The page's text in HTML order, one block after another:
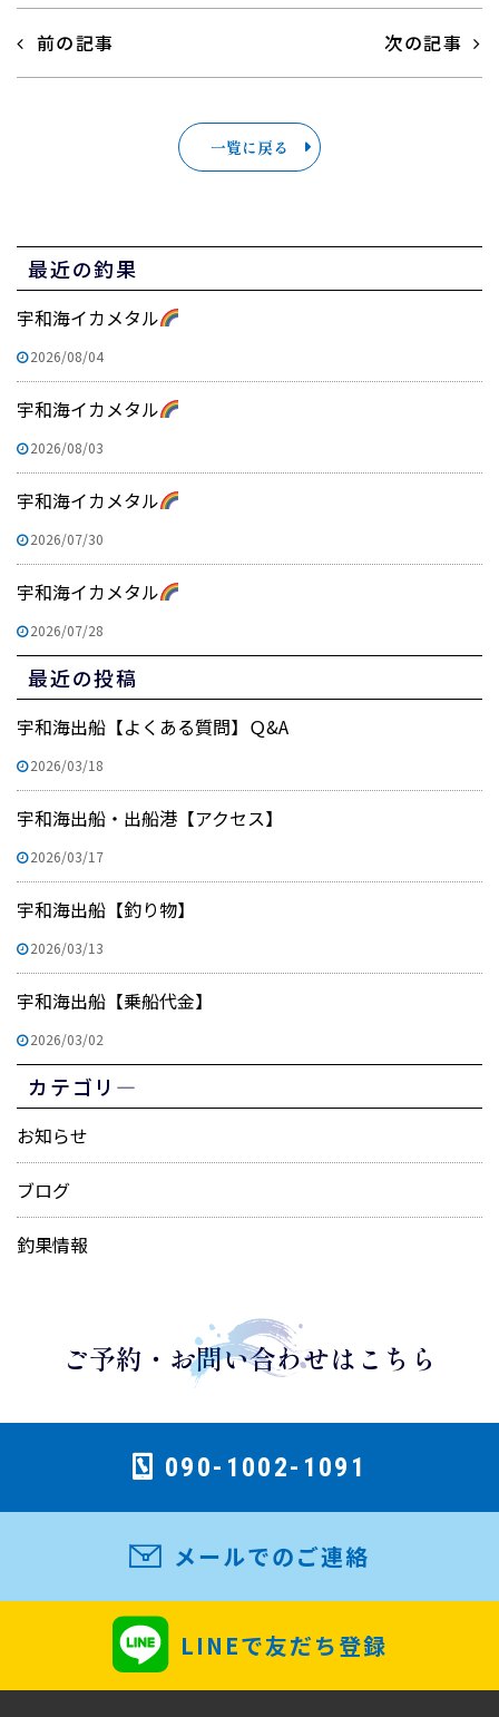
前の記事 次の記事
一覧に戻る
最近の釣果
宇和海イカメタル
2026/08/04
宇和海イカメタル
2026/08/03
宇和海イカメタル
2026/07/30
宇和海イカメタル
2026/07/28
最近の投稿
宇和海出船【よくある質問】Ｑ&A
2026/03/18
宇和海出船・出船港【アクセス】
2026/03/17
宇和海出船【釣り物】
2026/03/13
宇和海出船【乗船代金】
2026/03/02
カテゴリ―
お知らせ
ブログ
釣果情報
ご予約・お問い合わせはこちら
090-1002-1091
メールでのご連絡
LINEで友だち登録